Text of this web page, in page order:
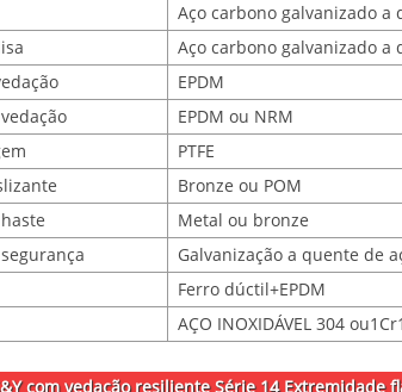
Aço carbono galvanizado a
Aço carbono galvanizado a
EPDM
EPDM ou NRM
PTFE
Bronze ou POM
Metal ou bronze
Galvanização a quente de
Ferro dúctil+EPDM
AÇO INOXIDÁVEL 304
com vedação resiliente Série 14 Extremidade